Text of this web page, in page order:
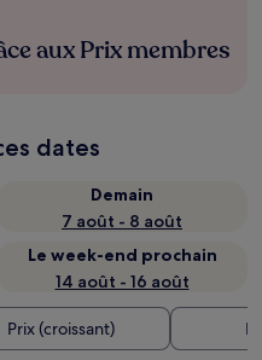
aux Prix membres
dates
Demain
7 août - 8 août
Le week-end prochain
14 août - 16 août
Prix (croissant)